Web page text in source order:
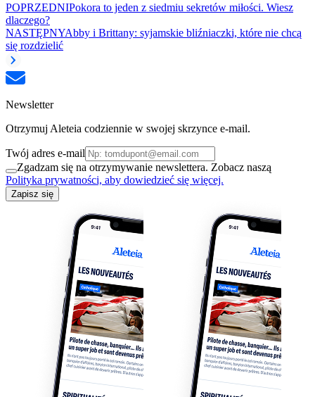
POPRZEDNIPokora to jeden z siedmiu sekretów miłości. Wiesz
dlaczego?
NASTĘPNYAbby i Brittany: syjamskie bliźniaczki, które nie chcą
się rozdzielić
Newsletter
Otrzymuj Aleteia codziennie w swojej skrzynce e-mail.
Twój adres e-mail
Zgadzam się na otrzymywanie newslettera. Zobacz naszą
Polityka prywatności, aby dowiedzieć się więcej.
Zapisz się